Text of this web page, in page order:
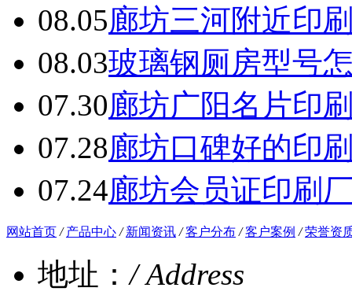
08.05廊坊三河附近印
08.03玻璃钢厕房型号
07.30廊坊广阳名片印
07.28廊坊口碑好的印
07.24廊坊会员证印刷
网站首页 / 产品中心 / 新闻资讯 / 客户分布 / 客户案例 / 荣誉资
地址：/ Address